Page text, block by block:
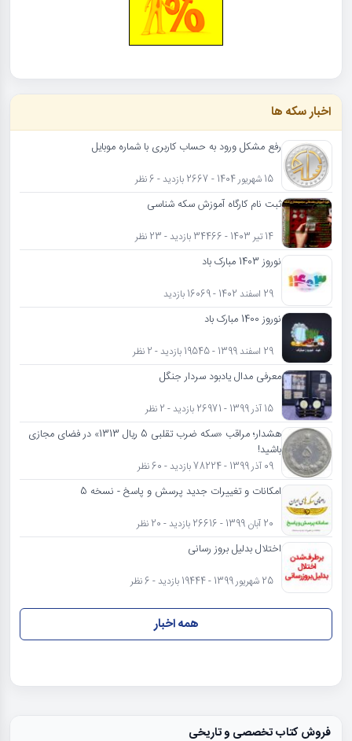
اخبار سکه ها
رفع مشکل ورود به حساب کاربری با شماره موبایل
15 شهریور 1404 - 2667 بازدید - 6 نظر
ثبت نام کارگاه آموزش سکه شناسی
14 تیر 1403 - 34466 بازدید - 23 نظر
نوروز 1403 مبارک باد
29 اسفند 1402 - 16069 بازدید
نوروز 1400 مبارک باد
29 اسفند 1399 - 19545 بازدید - 2 نظر
معرفی مدال یادبود سردار جنگل
15 آذر 1399 - 26971 بازدید - 2 نظر
هشدار؛ مراقب «سکه ضرب تقلبی 5 ریال 1313» در فضای مجازی
باشید!
09 آذر 1399 - 78224 بازدید - 60 نظر
امکانات و تغییرات جدید پرسش و پاسخ - نسخه 5
20 آبان 1399 - 26616 بازدید - 20 نظر
اختلال بدلیل بروز رسانی
25 شهریور 1399 - 19444 بازدید - 6 نظر
همه اخبار
فروش کتاب تخصصی و تاریخی